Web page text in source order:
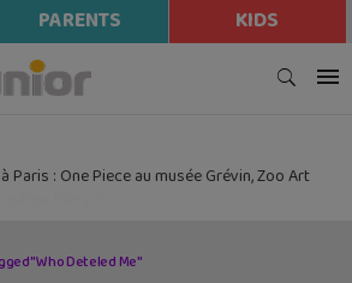
PARENTS KIDS
Paris : One Piece au musée Grévin, Zoo Art
"Who Deteled Me"